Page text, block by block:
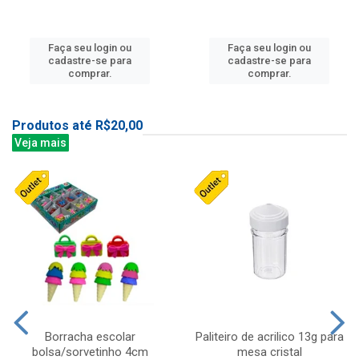
Faça seu login ou
cadastre-se para
comprar.
Faça seu login ou
cadastre-se para
comprar.
Produtos até R$20,00
Veja mais
Borracha escolar
bolsa/sorvetinho 4cm
Paliteiro de acrilico 13g para
mesa cristal